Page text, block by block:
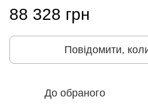
88 328 грн
Повідомити,
До обраного